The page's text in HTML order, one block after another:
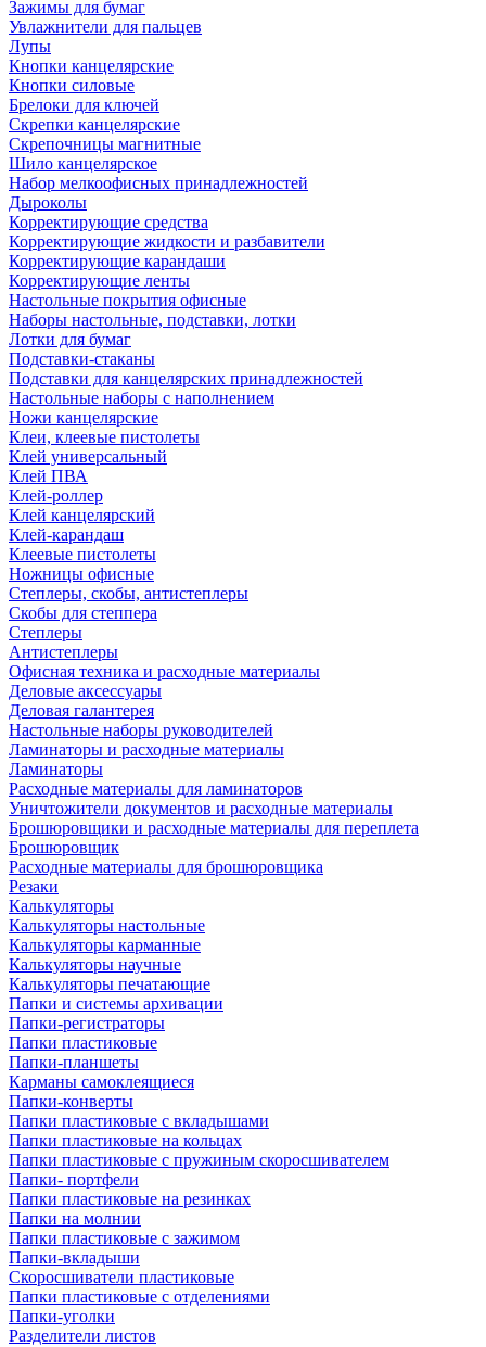
Зажимы для бумаг
Увлажнители для пальцев
Лупы
Кнопки канцелярские
Кнопки силовые
Брелоки для ключей
Скрепки канцелярские
Скрепочницы магнитные
Шило канцелярское
Набор мелкоофисных принадлежностей
Дыроколы
Корректирующие средства
Корректирующие жидкости и разбавители
Корректирующие карандаши
Корректирующие ленты
Настольные покрытия офисные
Наборы настольные, подставки, лотки
Лотки для бумаг
Подставки-стаканы
Подставки для канцелярских принадлежностей
Настольные наборы с наполнением
Ножи канцелярские
Клеи, клеевые пистолеты
Клей универсальный
Клей ПВА
Клей-роллер
Клей канцелярский
Клей-карандаш
Клеевые пистолеты
Ножницы офисные
Степлеры, скобы, антистеплеры
Скобы для степпера
Степлеры
Антистеплеры
Офисная техника и расходные материалы
Деловые аксессуары
Деловая галантерея
Настольные наборы руководителей
Ламинаторы и расходные материалы
Ламинаторы
Расходные материалы для ламинаторов
Уничтожители документов и расходные материалы
Брошюровщики и расходные материалы для переплета
Брошюровщик
Расходные материалы для брошюровщика
Резаки
Калькуляторы
Калькуляторы настольные
Калькуляторы карманные
Калькуляторы научные
Калькуляторы печатающие
Папки и системы архивации
Папки-регистраторы
Папки пластиковые
Папки-планшеты
Карманы самоклеящиеся
Папки-конверты
Папки пластиковые с вкладышами
Папки пластиковые на кольцах
Папки пластиковые с пружиным скоросшивателем
Папки- портфели
Папки пластиковые на резинках
Папки на молнии
Папки пластиковые с зажимом
Папки-вкладыши
Скоросшиватели пластиковые
Папки пластиковые с отделениями
Папки-уголки
Разделители листов